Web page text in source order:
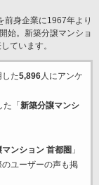
前身企業に1967年より
始。新築分譲マンショ
ています。
た5,896人にアンケ
「 新築分譲マンシ
ンション 首都圏 」
ユーザーの声も掲